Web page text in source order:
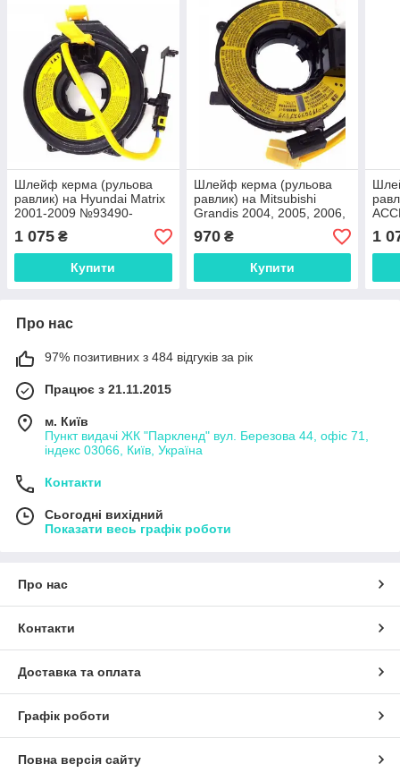
Шлейф керма (рульова
равлик) на Hyundai Matrix
2001-2009 №93490-
2D000, 93490-2G550,
93490-2G550
1 075 ₴
Купити
Шлейф керма (рульова
равлик) на Mitsubishi
Grandis 2004, 2005, 2006,
2007, 2008, 2009,2010
№8619A016, MR301705,
MN162040
970₴
Купити
1
Про нас
97% позитивних з 484 відгуків за рік
Працює з 21.11.2015
м. Київ
Пункт видачі ЖК "Паркленд" вул. Березова 44, офіс 71,
індекс 03066, Київ, Україна
Контакти
Сьогодні вихідний
Показати весь графік роботи
Про нас
Контакти
Доставка та оплата
Графік роботи
Повна версія сайту